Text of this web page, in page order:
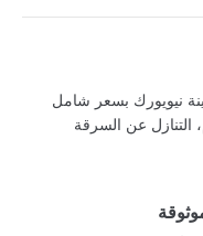
نيويورك بسعر شامل
التنازل عن السرقة